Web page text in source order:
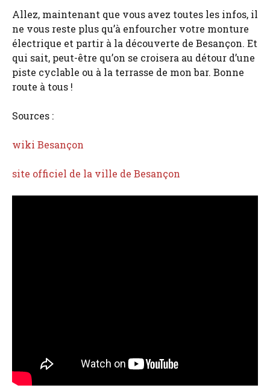
Allez, maintenant que vous avez toutes les infos, il
ne vous reste plus qu’à enfourcher votre monture
électrique et partir à la découverte de Besançon. Et
qui sait, peut-être qu’on se croisera au détour d’une
piste cyclable ou à la terrasse de mon bar. Bonne
route à tous !
Sources :
wiki Besançon
site officiel de la ville de Besançon